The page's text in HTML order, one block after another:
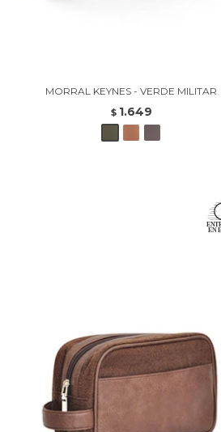
MORRAL KEYNES - VERDE MILITAR
$ 1.649